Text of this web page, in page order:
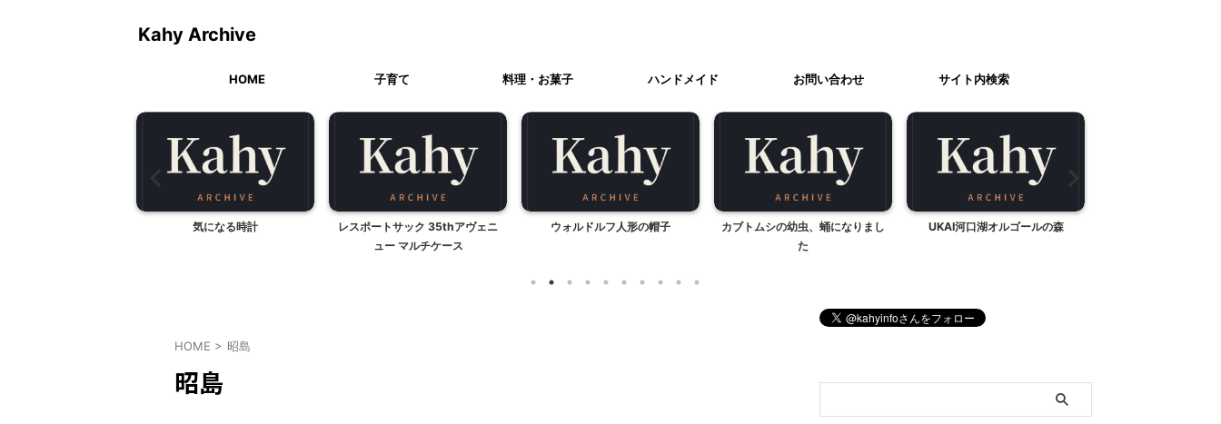
Kahy Archive
HOME 子育て 料理・お菓子 ハンドメイド お問い合わせ サイト内検索
気になる時計
レスポートサック 35thアヴェニ
ュー マルチケース
ウォルドルフ人形の帽子
カブトムシの幼虫、蛹になりまし
た
UKAI河口湖オルゴールの森
HOME > 昭島
昭島